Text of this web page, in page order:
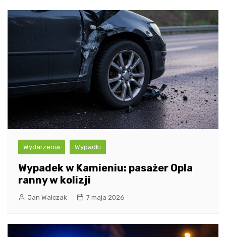
Wydarzenia Wypadki
Wypadek w Kamieniu: pasażer Opla
ranny w kolizji
Jan Walczak 7 maja 2026